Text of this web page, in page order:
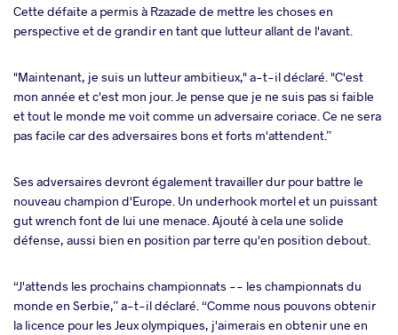
Cette défaite a permis à Rzazade de mettre les choses en
perspective et de grandir en tant que lutteur allant de l'avant.
"Maintenant, je suis un lutteur ambitieux," a-t-il déclaré. "C'est
mon année et c'est mon jour. Je pense que je ne suis pas si faible
et tout le monde me voit comme un adversaire coriace. Ce ne sera
pas facile car des adversaires bons et forts m'attendent.”
Ses adversaires devront également travailler dur pour battre le
nouveau champion d'Europe. Un underhook mortel et un puissant
gut wrench font de lui une menace. Ajouté à cela une solide
défense, aussi bien en position par terre qu'en position debout.
“J'attends les prochains championnats -- les championnats du
monde en Serbie,” a-t-il déclaré. “Comme nous pouvons obtenir
la licence pour les Jeux olympiques, j'aimerais en obtenir une en